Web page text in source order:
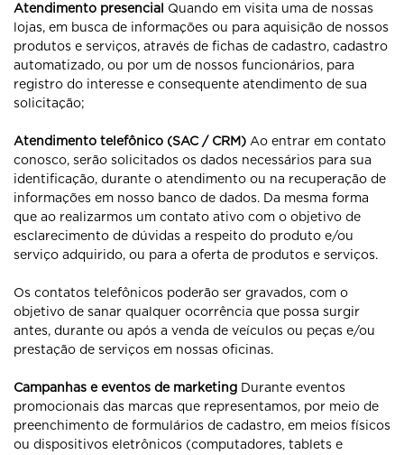
Atendimento presencial Quando em visita uma de nossas
lojas, em busca de informações ou para aquisição de nossos
produtos e serviços, através de fichas de cadastro, cadastro
automatizado, ou por um de nossos funcionários, para
registro do interesse e consequente atendimento de sua
solicitação;
Atendimento telefônico (SAC / CRM) Ao entrar em contato
conosco, serão solicitados os dados necessários para sua
identificação, durante o atendimento ou na recuperação de
informações em nosso banco de dados. Da mesma forma
que ao realizarmos um contato ativo com o objetivo de
esclarecimento de dúvidas a respeito do produto e/ou
serviço adquirido, ou para a oferta de produtos e serviços.
Os contatos telefônicos poderão ser gravados, com o
objetivo de sanar qualquer ocorrência que possa surgir
antes, durante ou após a venda de veículos ou peças e/ou
prestação de serviços em nossas oficinas.
Campanhas e eventos de marketing Durante eventos
promocionais das marcas que representamos, por meio de
preenchimento de formulários de cadastro, em meios físicos
ou dispositivos eletrônicos (computadores, tablets e